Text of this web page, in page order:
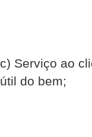
c) Serviço ao
útil do bem;